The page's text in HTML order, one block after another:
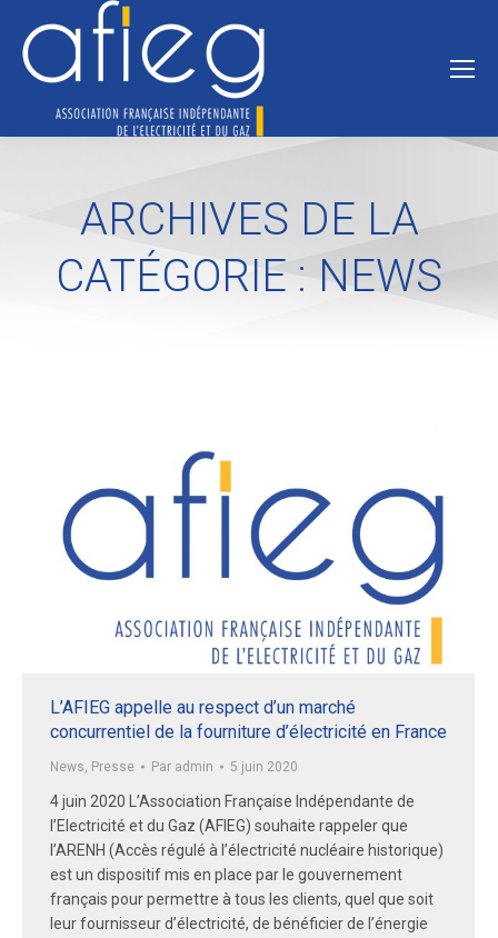
ARCHIVES DE LA
CATÉGORIE :NEWS
L’AFIEG appelle au respect d’un marché
concurrentiel de la fourniture d’électricité en France
News, Presse Par admin 5 juin 2020
4 juin 2020 L’Association Française Indépendante de
l’Electricité et du Gaz (AFIEG) souhaite rappeler que
l’ARENH (Accès régulé à l’électricité nucléaire historique)
est un dispositif mis en place par le gouvernement
français pour permettre à tous les clients, quel que soit
leur fournisseur d’électricité, de bénéficier de l’énergie